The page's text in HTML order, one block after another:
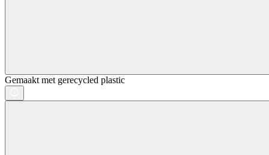
Gemaakt met gerecycled plastic